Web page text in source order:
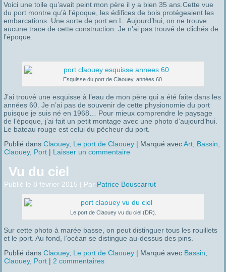
Voici une toile qu’avait peint mon père il y a bien 35 ans.Cette vue
du port montre qu’à l’époque, les édifices de bois protégeaient les
embarcations. Une sorte de port en L. Aujourd’hui, on ne trouve
aucune trace de cette construction. Je n’ai pas trouvé de clichés de
l’époque.
Esquisse du port de Claouey, années 60.
J’ai trouvé une esquisse à l’eau de mon père qui a été faite dans les
années 60. Je n’ai pas de souvenir de cette physionomie du port
puisque je suis né en 1968… Pour mieux comprendre le paysage
de l’époque, j’ai fait un petit montage avec une photo d’aujourd’hui.
Le bateau rouge est celui du pêcheur du port.
Publié dans Claouey, Le port de Claouey | Marqué avec Art, Bassin,
Claouey, Port | Laisser un commentaire
Vu du ciel
Publié le 8 février 2015 | Par Patrice Bouscarrut
Le port de Claouey vu du ciel (DR).
Sur cette photo à marée basse, on peut distinguer tous les rouillets
et le port. Au fond, l’océan se distingue au-dessus des pins.
Publié dans Claouey, Le port de Claouey | Marqué avec Bassin
Claouey, Port | 2 commentaires